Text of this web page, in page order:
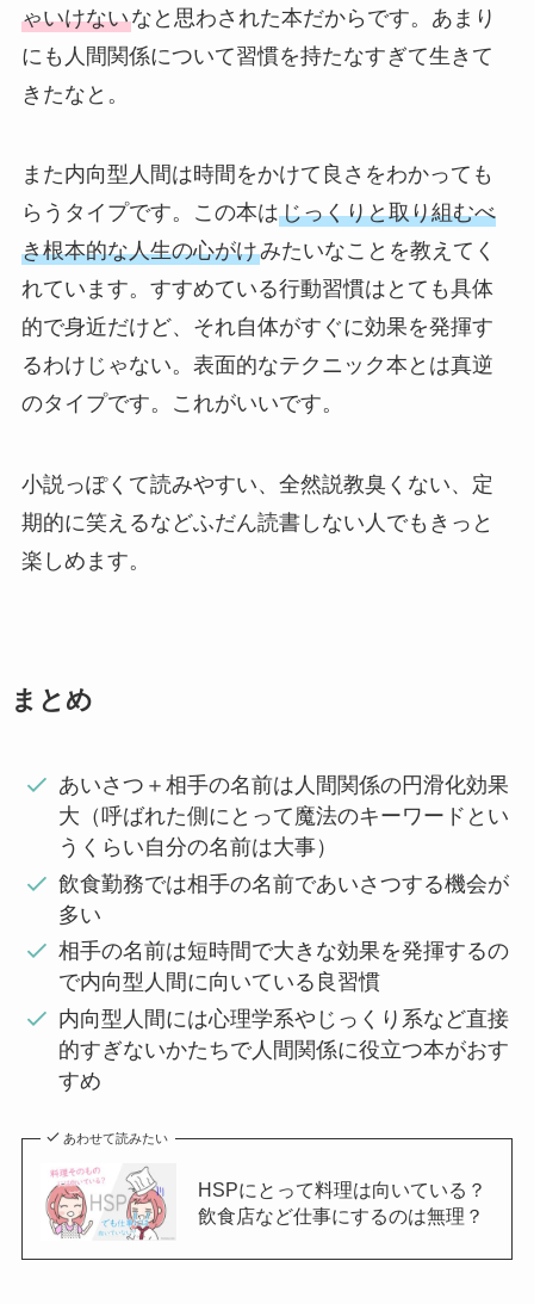
ゃいけないなと思わされた本だからです。あまり
にも人間関係について習慣を持たなすぎて生きて
きたなと。
また内向型人間は時間をかけて良さをわかっても
らうタイプです。この本はじっくりと取り組むべ
き根本的な人生の心がけみたいなことを教えてく
れています。すすめている行動習慣はとても具体
的で身近だけど、それ自体がすぐに効果を発揮す
るわけじゃない。表面的なテクニック本とは真逆
のタイプです。これがいいです。
小説っぽくて読みやすい、全然説教臭くない、定
期的に笑えるなどふだん読書しない人でもきっと
楽しめます。
まとめ
あいさつ＋相手の名前は人間関係の円滑化効果
大（呼ばれた側にとって魔法のキーワードとい
うくらい自分の名前は大事）
飲食勤務では相手の名前であいさつする機会が
多い
相手の名前は短時間で大きな効果を発揮するの
で内向型人間に向いている良習慣
内向型人間には心理学系やじっくり系など直接
的すぎないかたちで人間関係に役立つ本がおす
すめ
あわせて読みたい
HSPにとって料理は向いている？
飲食店など仕事にするのは無理？